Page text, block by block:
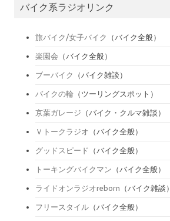
バイク系ラジオリンク
旅バイク/女子バイク （バイク全般）
楽園会 （バイク全般）
ブーバイク （バイク雑談）
バイクの輪 （ツーリングスポット）
京葉ガレージ （バイク・クルマ雑談）
Ｖトークラジオ （バイク全般）
グッドスピード （バイク全般）
トーキングバイクマン （バイク全般）
ライドオンラジオreborn （バイク雑談）
フリースタイル （バイク全般）